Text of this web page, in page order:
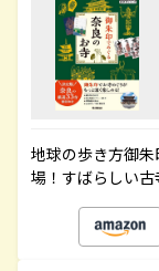
地球の歩き方御
場！すばらしい